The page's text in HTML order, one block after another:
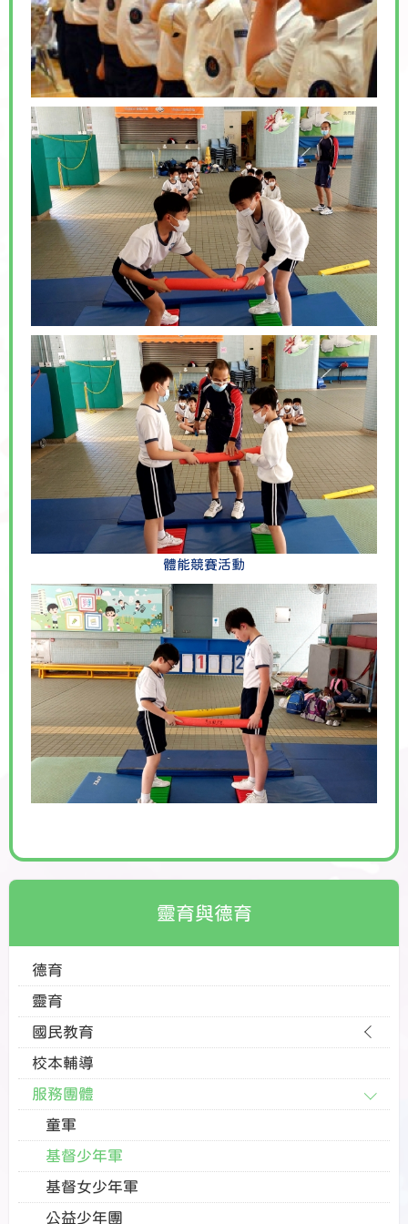
體能競賽活動
靈育與德育
德育
靈育
國民教育
校本輔導
服務團體
童軍
基督少年軍
基督女少年軍
公益少年團